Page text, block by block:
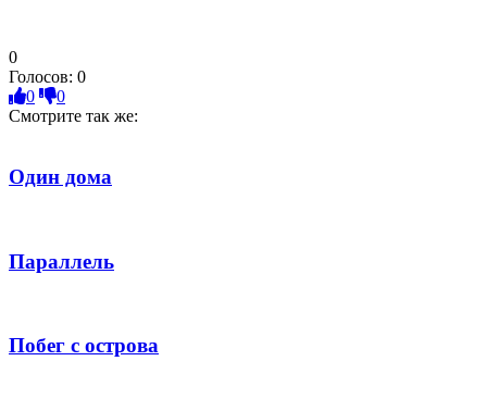
0
Голосов: 0
0
0
Смотрите так же:
Один дома
Параллель
Побег с острова